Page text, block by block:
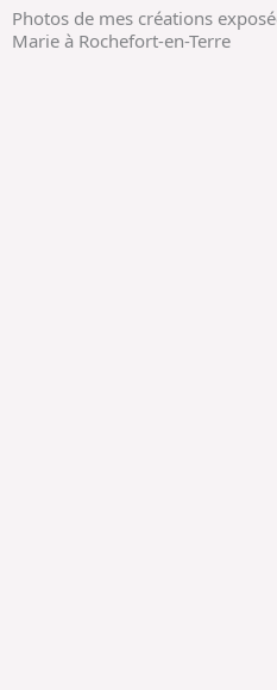
Photos de mes créations
Marie à Rochefort-en-Terre